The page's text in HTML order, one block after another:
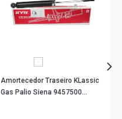
Amortecedor Traseiro KLassic
Gas Palio Siena 9457500